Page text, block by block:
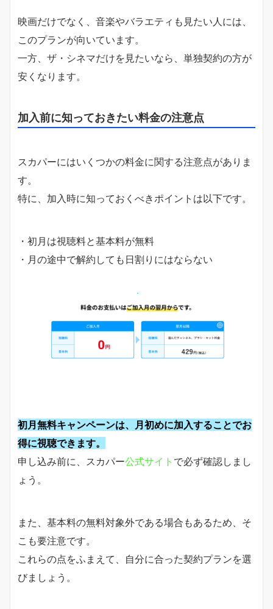
映画だけでなく、音楽やバラエティも見たい人には、
このプランが向いています。
一方、ザ・シネマだけを見たいなら、単独契約の方が
安くなります。
加入前に知っておきたい料金の注意点
スカパーにはいくつかの料金に関する注意点がありま
す。
特に、加入時に知っておくべきポイントは以下です。
・初月は視聴料と基本料が無料
・月の途中で解約しても日割りにはならない
初月無料キャンペーンは、月初めに加入することでお
得に視聴できます。
申し込み前に、スカパー公式サイト で必ず確認しまし
ょう。
また、基本料の無料対象外である場合もあるため、そ
こも要注意です。
これらの点をふまえて、自分に合った契約プランを選
びましょう。